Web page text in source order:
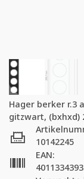
Hager berker r.3
gitzwart, (bxhxd)
10142245
EAN: